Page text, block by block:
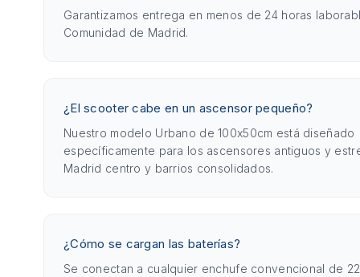
Garantizamos entrega en menos de 24 horas
Comunidad de Madrid.
¿El scooter cabe en un ascensor pequeño?
Nuestro modelo Urbano de 100x50cm está diseñado
específicamente para los ascensores antiguos y
Madrid centro y barrios consolidados.
¿Cómo se cargan las baterías?
Se conectan a cualquier enchufe convencional de